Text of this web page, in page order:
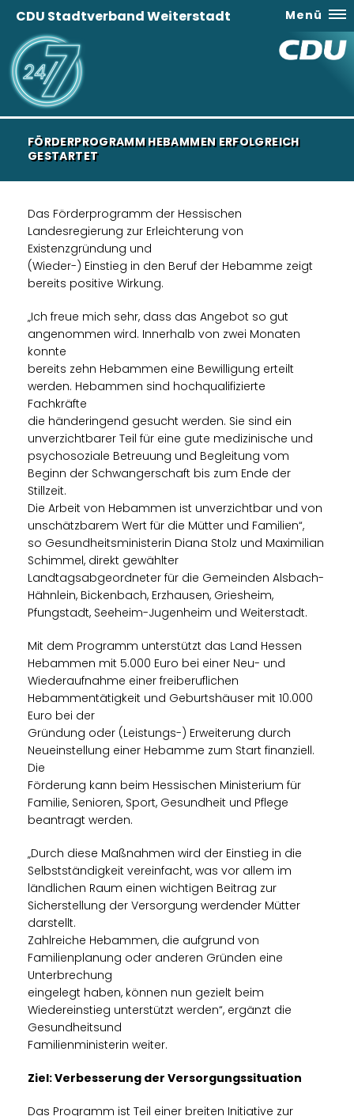
CDU Stadtverband Weiterstadt Menü
FÖRDERPROGRAMM HEBAMMEN ERFOLGREICH
GESTARTET
Das Förderprogramm der Hessischen
Landesregierung zur Erleichterung von
Existenzgründung und
(Wieder-) Einstieg in den Beruf der Hebamme zeigt
bereits positive Wirkung.
Ich freue mich sehr, dass das Angebot so gut
angenommen wird. Innerhalb von zwei Monaten
konnte
bereits zehn Hebammen eine Bewilligung erteilt
werden. Hebammen sind hochqualifizierte
Fachkräfte
die händeringend gesucht werden. Sie sind ein
unverzichtbarer Teil für eine gute medizinische und
psychosoziale Betreuung und Begleitung vom
Beginn der Schwangerschaft bis zum Ende der
Stillzeit.
Die Arbeit von Hebammen ist unverzichtbar und von
unschätzbarem Wert für die Mütter und Familien“,
so Gesundheitsministerin Diana Stolz und Maximilian
Schimmel, direkt gewählter
Landtagsabgeordneter für die Gemeinden Alsbach-
Hähnlein, Bickenbach, Erzhausen, Griesheim,
Pfungstadt, Seeheim-Jugenheim und Weiterstadt.
Mit dem Programm unterstützt das Land Hessen
Hebammen mit 5.000 Euro bei einer Neu- und
Wiederaufnahme einer freiberuflichen
Hebammentätigkeit und Geburtshäuser mit 10.000
Euro bei der
Gründung oder (Leistungs-) Erweiterung durch
Neueinstellung einer Hebamme zum Start finanziell.
Die
Förderung kann beim Hessischen Ministerium für
Familie, Senioren, Sport, Gesundheit und Pflege
beantragt werden.
Durch diese Maßnahmen wird der Einstieg in die
Selbstständigkeit vereinfacht, was vor allem im
ländlichen Raum einen wichtigen Beitrag zur
Sicherstellung der Versorgung werdender Mütter
darstellt.
Zahlreiche Hebammen, die aufgrund von
Familienplanung oder anderen Gründen eine
Unterbrechung
eingelegt haben, können nun gezielt beim
Wiedereinstieg unterstützt werden“, ergänzt die
Gesundheitsund
Familienministerin weiter.
Ziel: Verbesserung der Versorgungssituation
Das Programm ist Teil einer breiten Initiative zur